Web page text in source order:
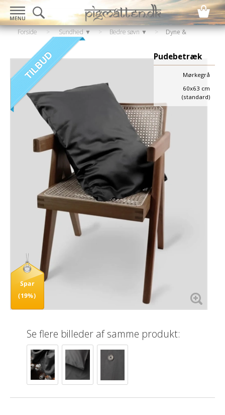
Forside > Sundhed ▼ > Bedre søvn ▼ >
Dyne &
pudebetræk
Pudebetræk
Mørkegrå
60x63 cm
(standard)
Spar
(19%)
Se flere billeder af samme produkt: